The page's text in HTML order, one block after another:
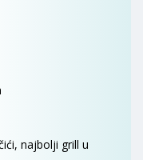
najbolji grill u